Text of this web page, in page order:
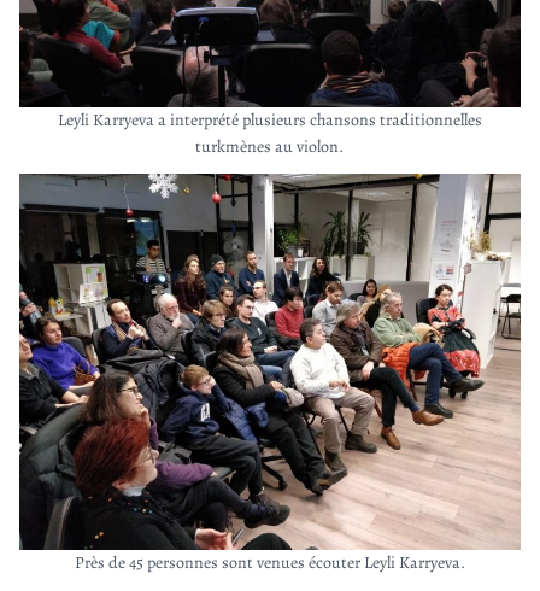
Leyli Karryeva a interprété plusieurs chansons traditionnelles
turkmènes au violon.
Près de 45 personnes sont venues écouter Leyli Karryeva.